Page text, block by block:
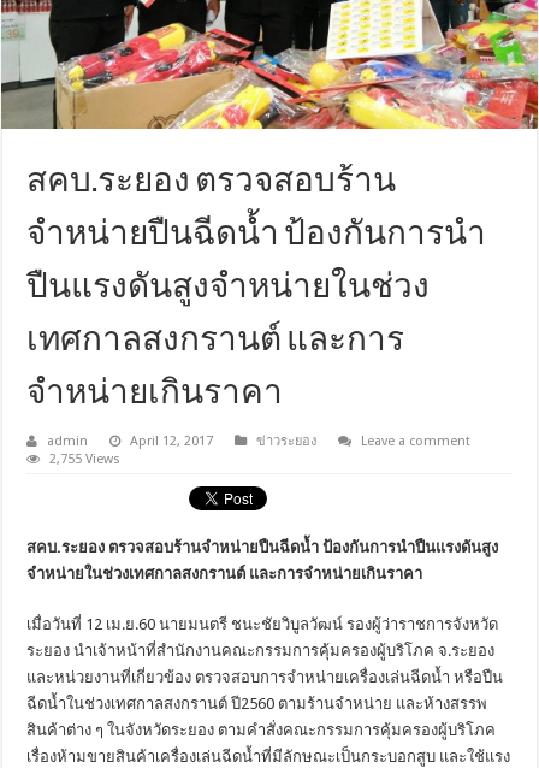
สคบ.ระยอง ตรวจสอบร้าน
จำหน่ายปืนฉีดน้ำ ป้องกันการนำ
ปืนแรงดันสูงจำหน่ายในช่วง
เทศกาลสงกรานต์ และการ
จำหน่ายเกินราคา
admin April 12, 2017 ข่าวระยอง
Leave a comment
2,755 Views
สคบ.ระยอง ตรวจสอบร้านจำหน่ายปืนฉีดน้ำ ป้องกันการนำปืนแรงดันสูง
จำหน่ายในช่วงเทศกาลสงกรานต์ และการจำหน่ายเกินราคา
เมื่อวันที่ 12 เม.ย.60 นายมนตรี ชนะชัยวิบูลวัฒน์ รองผู้ว่าราชการจังหวัด
ระยอง นำเจ้าหน้าที่สำนักงานคณะกรรมการคุ้มครองผู้บริโภค จ.ระยอง
และหน่วยงานที่เกี่ยวข้อง ตรวจสอบการจำหน่ายเครื่องเล่นฉีดน้ำ หรือปืน
ฉีดน้ำในช่วงเทศกาลสงกรานต์ ปี2560 ตามร้านจำหน่าย และห้างสรรพ
สินค้าต่าง ๆ ในจังหวัดระยอง ตามคำสั่งคณะกรรมการคุ้มครองผู้บริโภค
เรื่องห้ามขายสินค้าเครื่องเล่นฉีดน้ำที่มีลักษณะเป็นกระบอกสูบ และใช้แรง